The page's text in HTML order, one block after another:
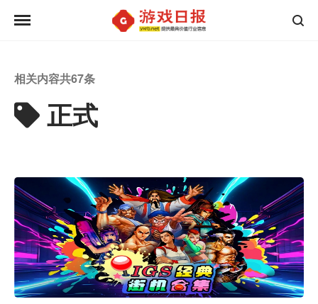
相关内容共67条
正式